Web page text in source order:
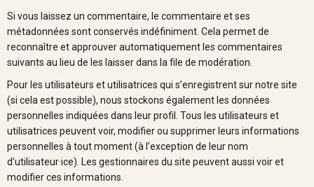
Si vous laissez un commentaire, le commentaire et ses
métadonnées sont conservés indéfiniment. Cela permet de
reconnaître et approuver automatiquement les commentaires
suivants au lieu de les laisser dans la file de modération.
Pour les utilisateurs et utilisatrices qui s’enregistrent sur notre site
(si cela est possible), nous stockons également les données
personnelles indiquées dans leur profil. Tous les utilisateurs et
utilisatrices peuvent voir, modifier ou supprimer leurs informations
personnelles à tout moment (à l’exception de leur nom
d’utilisateur·ice). Les gestionnaires du site peuvent aussi voir et
modifier ces informations.